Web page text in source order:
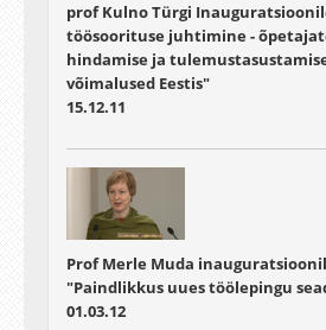
prof Kulno Türgi
töösoorituse juhtimine -
hindamise ja
võimalused Eestis"
15.12.11
Prof Merle Muda
"Paindlikkus uues töölepingu
01.03.12